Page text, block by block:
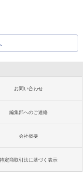
お問い合わせ
編集部へのご連絡
会社概要
特定商取引法に基づく表示